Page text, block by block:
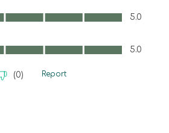
of 5
5.0
out of 5
5.0
(0) Report